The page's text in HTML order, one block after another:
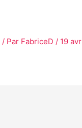
/ Par FabriceD / 19